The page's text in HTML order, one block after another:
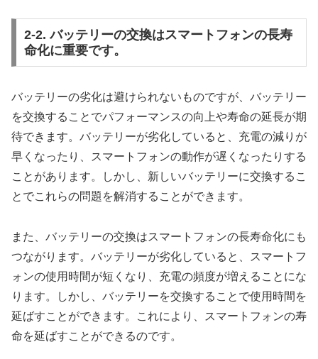
2-2. バッテリーの交換はスマートフォンの長寿
命化に重要です。
バッテリーの劣化は避けられないものですが、バッテリー
を交換することでパフォーマンスの向上や寿命の延長が期
待できます。バッテリーが劣化していると、充電の減りが
早くなったり、スマートフォンの動作が遅くなったりする
ことがあります。しかし、新しいバッテリーに交換するこ
とでこれらの問題を解消することができます。
また、バッテリーの交換はスマートフォンの長寿命化にも
つながります。バッテリーが劣化していると、スマートフ
ォンの使用時間が短くなり、充電の頻度が増えることにな
ります。しかし、バッテリーを交換することで使用時間を
延ばすことができます。これにより、スマートフォンの寿
命を延ばすことができるのです。